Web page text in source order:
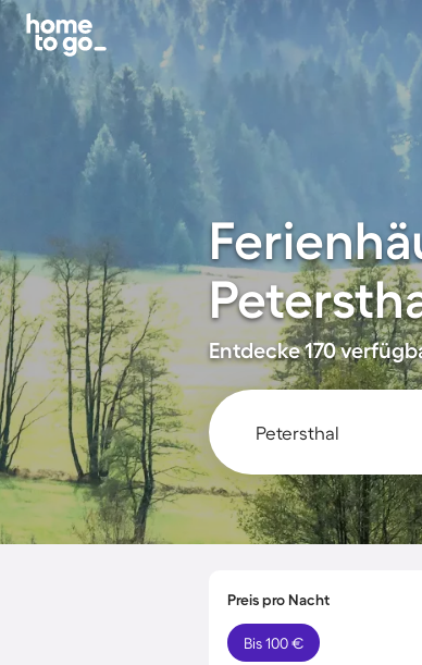
Entdecke 170
Preis pro Nacht
Bis 100 €